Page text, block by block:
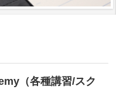
（各種講習/スク